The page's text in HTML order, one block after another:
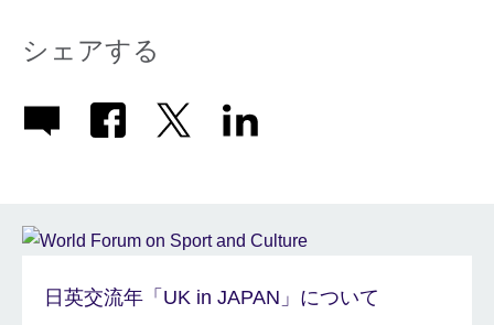
シェアする
日英交流年「UK in JAPAN」について